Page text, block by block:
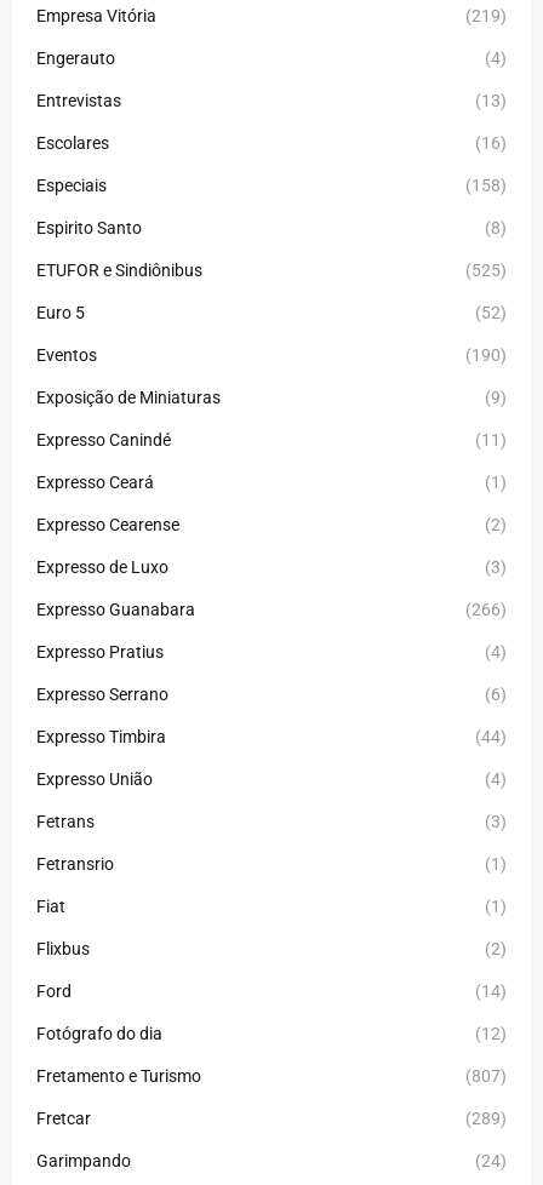
Empresa Vitória (219)
Engerauto (4)
Entrevistas (13)
Escolares (16)
Especiais (158)
Espirito Santo (8)
ETUFOR e Sindiônibus (525)
Euro 5 (52)
Eventos (190)
Exposição de Miniaturas (9)
Expresso Canindé (11)
Expresso Ceará (1)
Expresso Cearense (2)
Expresso de Luxo (3)
Expresso Guanabara (266)
Expresso Pratius (4)
Expresso Serrano (6)
Expresso Timbira (44)
Expresso União (4)
Fetrans (3)
Fetransrio (1)
Fiat (1)
Flixbus (2)
Ford (14)
Fotógrafo do dia (12)
Fretamento e Turismo (807)
Fretcar (289)
Garimpando (24)